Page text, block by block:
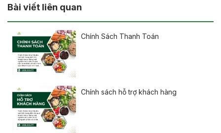
Bài viết liên quan
Chính Sách Thanh Toán
Chính sách hỗ trợ khách hàng